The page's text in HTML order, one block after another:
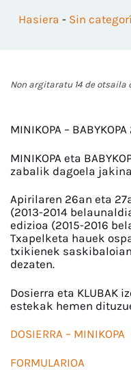
Hasiera - Sin
Non argitaratu 14 de otsaila
MINIKOPA –
MINIKOPA eta
zabalik dagoela
Apirilaren 26an eta
(2013-2014
edizioa (2015-2016
Txapelketa hauek
txikienek
dezaten.
Dosierra eta KLUBAK
estekak hemen
DOSIERRA –
FORMULARIOA